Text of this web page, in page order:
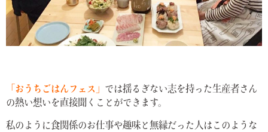
「おうちごはんフェス」 では揺るぎない志を持った生産者さん
の熱い想いを直接聞くことができます。
私のように食関係のお仕事や趣味と無縁だった人はこのような